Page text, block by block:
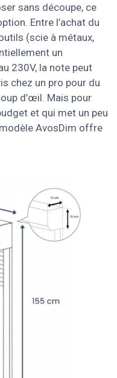
sans découpe, ce
Entre l’achat du
(scie à métaux,
un
230V, la note peut
chez un pro pour du
d’œil. Mais pour
et qui met un peu
AvosDim offre